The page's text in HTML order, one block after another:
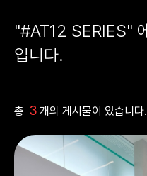
"#AT12 SERIES"
입니다.
총 3 개의 게시물이 있습니다.